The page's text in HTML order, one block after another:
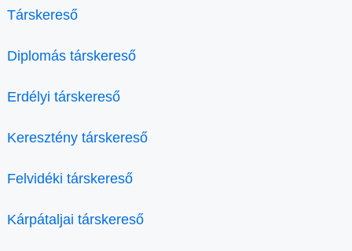
Társkereső
Diplomás társkereső
Erdélyi társkereső
Keresztény társkereső
Felvidéki társkereső
Kárpátaljai társkereső